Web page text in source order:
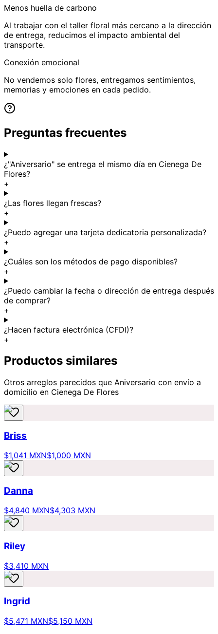
Menos huella de carbono
Al trabajar con el taller floral más cercano a la dirección
de entrega, reducimos el impacto ambiental del
transporte.
Conexión emocional
No vendemos solo flores, entregamos sentimientos,
memorias y emociones en cada pedido.
Preguntas frecuentes
¿"Aniversario" se entrega el mismo día en Cienega De
Flores?
+
¿Las flores llegan frescas?
+
¿Puedo agregar una tarjeta dedicatoria personalizada?
+
¿Cuáles son los métodos de pago disponibles?
+
¿Puedo cambiar la fecha o dirección de entrega después
de comprar?
+
¿Hacen factura electrónica (CFDI)?
+
Productos similares
Otros arreglos parecidos que Aniversario con envío a
domicilio en Cienega De Flores
Briss
$1,041 MXN$1,000 MXN
Danna
$4,840 MXN$4,303 MXN
Riley
$3,410 MXN
Ingrid
$5,471 MXN$5,150 MXN